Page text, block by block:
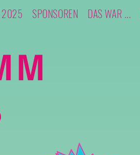
2025 SPONSOREN DAS WAR ...